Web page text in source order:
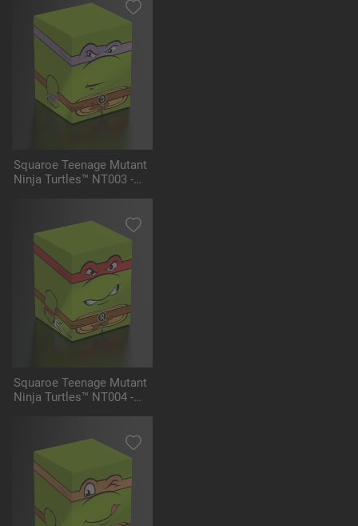
Squaroe Teenage Mutant
Ninja Turtles™ NT003 -
Squaroe Teenage Mutant
Ninja Turtles™ NT004 -